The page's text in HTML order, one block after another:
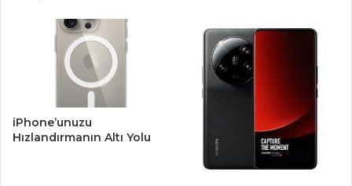
iPhone’unuzu
Hızlandırmanın Altı Yolu